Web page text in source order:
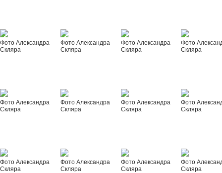
Фото Александра
Скляра
Фото Александра
Скляра
Фото Александра
Скляра
Фото
Скляра
Фото Александра
Скляра
Фото Александра
Скляра
Фото Александра
Скляра
Фото
Скляра
Фото Александра
Скляра
Фото Александра
Скляра
Фото Александра
Скляра
Фото
Скляра